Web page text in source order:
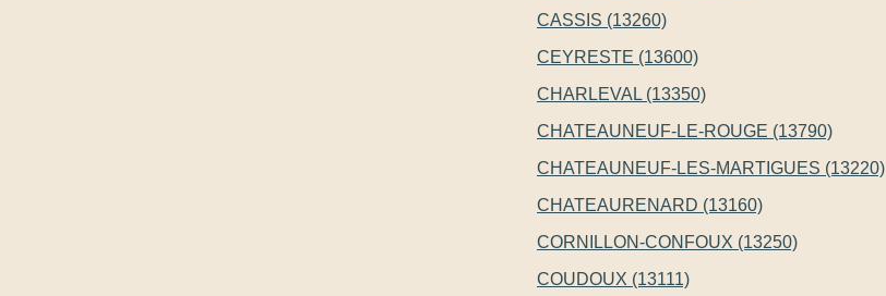
CASSIS (13260)
CEYRESTE (13600)
CHARLEVAL (13350)
CHATEAUNEUF-LE-ROUGE (13790)
CHATEAUNEUF-LES-MARTIGUES (13220)
CHATEAURENARD (13160)
CORNILLON-CONFOUX (13250)
COUDOUX (13111)